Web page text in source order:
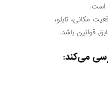
است.
مکانی، تابلو،
قوانین باشد.
می‌کند: